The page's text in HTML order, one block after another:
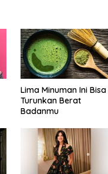
Lima Minuman Ini Bisa
Turunkan Berat
Badanmu